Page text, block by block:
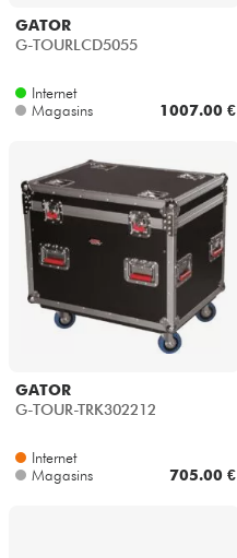
GATOR
G-TOURLCD5055
Internet
Magasins
1007.00 €
GATOR
G-TOUR-TRK302212
Internet
Magasins
705.00 €